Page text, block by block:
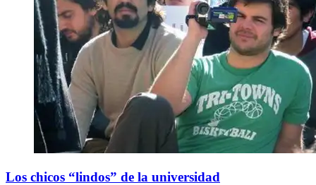
Los chicos “lindos” de la universidad